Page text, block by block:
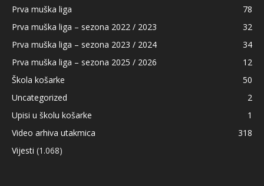
Prva muška liga
78
Prva muška liga – sezona 2022 / 2023
32
Prva muška liga – sezona 2023 / 2024
34
Prva muška liga – sezona 2025 / 2026
12
Škola košarke
50
Uncategorized
2
Upisi u školu košarke
1
Video arhiva utakmica
318
Vijesti (1.068)